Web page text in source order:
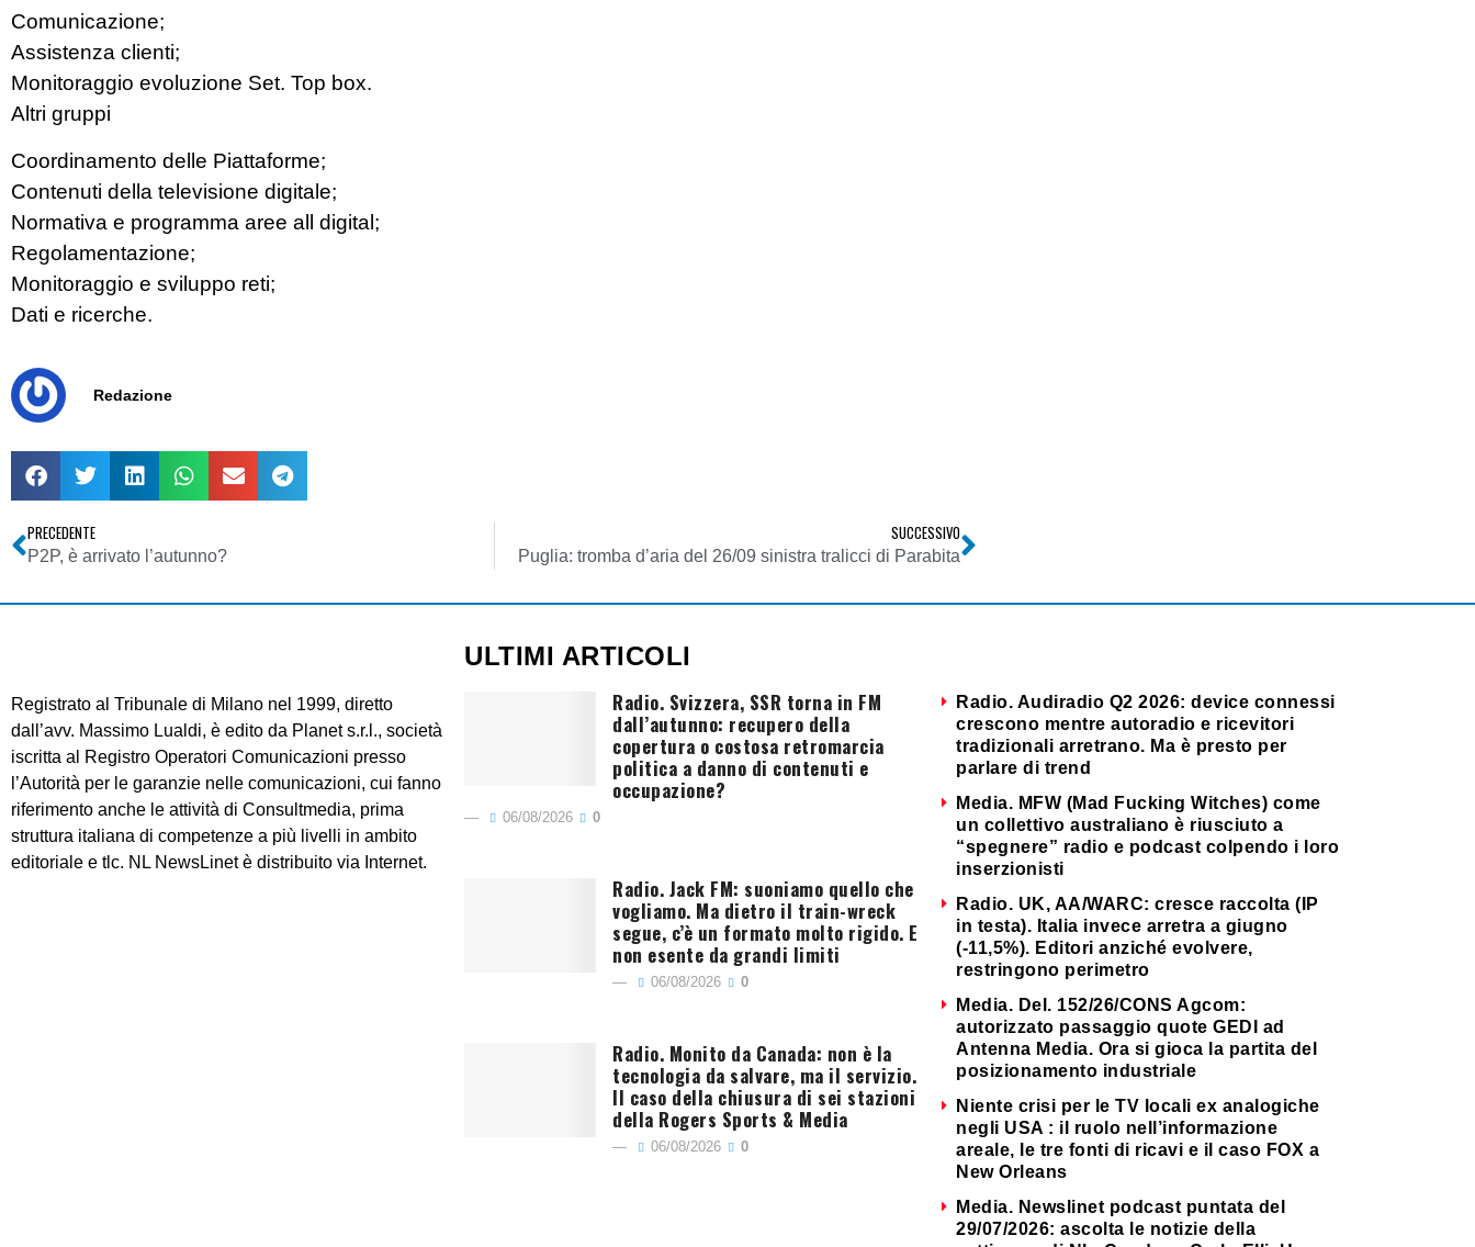
Comunicazione;
Assistenza clienti;
Monitoraggio evoluzione Set. Top box.
Altri gruppi
Coordinamento delle Piattaforme;
Contenuti della televisione digitale;
Normativa e programma aree all digital;
Regolamentazione;
Monitoraggio e sviluppo reti;
Dati e ricerche.
Redazione
PRECEDENTE
P2P, è arrivato l’autunno?
SUCCESSIVO
Puglia: tromba d’aria del 26/09 sinistra tralicci di Parabita
Registrato al Tribunale di Milano nel 1999, diretto
dall’avv. Massimo Lualdi, è edito da Planet s.r.l., società
iscritta al Registro Operatori Comunicazioni presso
l’Autorità per le garanzie nelle comunicazioni, cui fanno
riferimento anche le attività di Consultmedia, prima
struttura italiana di competenze a più livelli in ambito
editoriale e tlc. NL NewsLinet è distribuito via Internet.
ULTIMI ARTICOLI
Radio. Svizzera, SSR torna in FM
dall’autunno: recupero della
copertura o costosa retromarcia
politica a danno di contenuti e
occupazione?
06/08/2026 0
Radio. Jack FM: suoniamo quello che
vogliamo. Ma dietro il train-wreck
segue, c’è un formato molto rigido. E
non esente da grandi limiti
06/08/2026 0
Radio. Monito da Canada: non è la
tecnologia da salvare, ma il servizio.
Il caso della chiusura di sei stazioni
della Rogers Sports & Media
06/08/2026 0
Radio. Audiradio Q2 2026: device connessi
crescono mentre autoradio e ricevitori
tradizionali arretrano. Ma è presto per
parlare di trend
Media. MFW (Mad Fucking Witches) come
un collettivo australiano è riusciuto a
“spegnere” radio e podcast colpendo i loro
inserzionisti
Radio. UK, AA/WARC: cresce raccolta (IP
in testa). Italia invece arretra a giugno
(-11,5%). Editori anziché evolvere,
restringono perimetro
Media. Del. 152/26/CONS Agcom:
autorizzato passaggio quote GEDI ad
Antenna Media. Ora si gioca la partita del
posizionamento industriale
Niente crisi per le TV locali ex analogiche
negli USA : il ruolo nell’informazione
areale, le tre fonti di ricavi e il caso FOX a
New Orleans
Media. Newslinet podcast puntata del
29/07/2026: ascolta le notizie della